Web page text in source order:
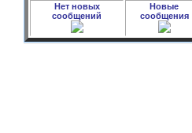
Нет новых
сообщений
Новые
сообщения